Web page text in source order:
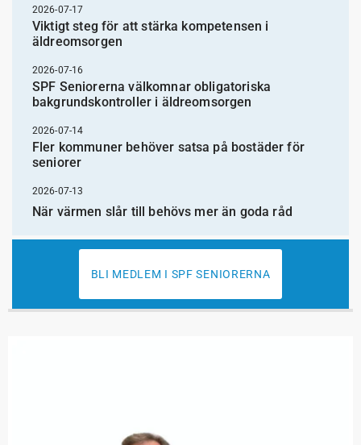
2026-07-17
Viktigt steg för att stärka kompetensen i
äldreomsorgen
2026-07-16
SPF Seniorerna välkomnar obligatoriska
bakgrundskontroller i äldreomsorgen
2026-07-14
Fler kommuner behöver satsa på bostäder för
seniorer
2026-07-13
När värmen slår till behövs mer än goda råd
BLI MEDLEM I SPF SENIORERNA